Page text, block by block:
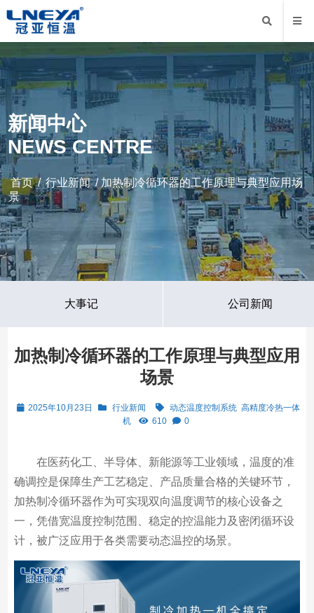
新闻中心
NEWS CENTRE
首页/行业新闻/ 加热制冷循环器的工作原理与典型应用场
景
大事记 公司新闻
加热制冷循环器的工作原理与典型应用
场景
2025年10月23日 行业新闻 动态温度控制系统 高精度冷热一体
机
610 0
在医药化工、半导体、新能源等工业领域，温度的准
确调控是保障生产工艺稳定、产品质量合格的关键环节，
加热制冷循环器作为可实现双向温度调节的核心设备之
一，凭借宽温度控制范围、稳定的控温能力及密闭循环设
计，被广泛应用于各类需要动态温控的场景。